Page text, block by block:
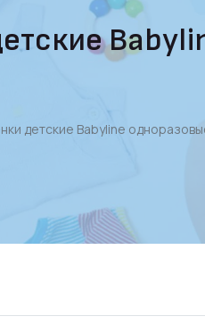
детские Babyline